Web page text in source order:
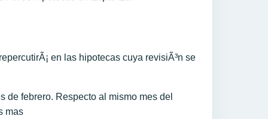
en las hipotecas cuya revisiÃ³n se
de febrero. Respecto al mismo mes del
mas